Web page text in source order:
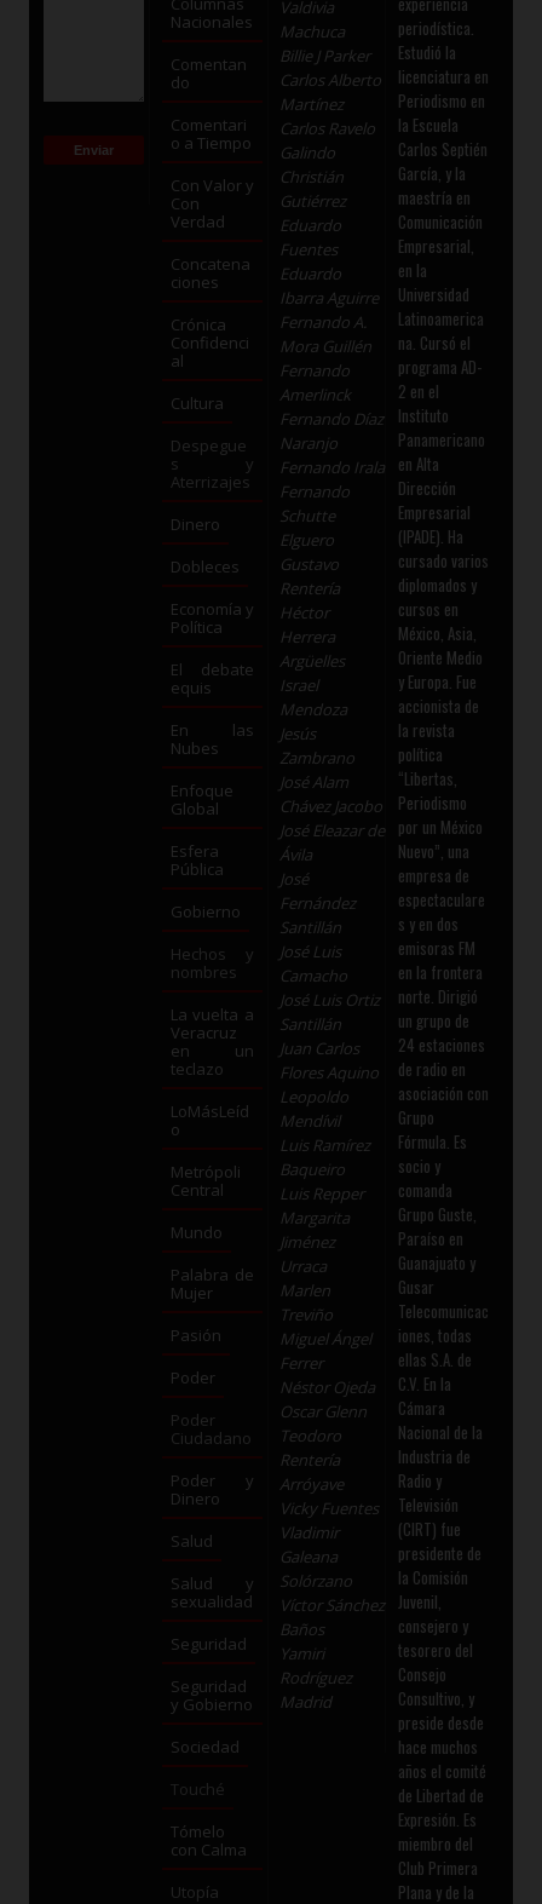
Nacionales
Comentan
do
Comentari
o a Tiempo
Con Valor y
Con
Verdad
Concatena
ciones
Crónica
Confidenci
al
Cultura
Despegue
s y
Aterrizajes
Dinero
Dobleces
Economía y
Política
El debate
equis
En las
Nubes
Enfoque
Global
Esfera
Pública
Gobierno
Hechos y
nombres
La vuelta a
Veracruz
en un
teclazo
LoMásLeíd
o
Metrópoli
Central
Mundo
Palabra de
Mujer
Pasión
Poder
Poder
Ciudadano
Poder y
Dinero
Salud
Salud y
sexualidad
Seguridad
Seguridad
y Gobierno
Sociedad
Touché
Tómelo
con Calma
Utopía
Valdivia
Machuca
Billie J Parker
Carlos Alberto
Martínez
Carlos Ravelo
Galindo
Christián
Gutiérrez
Eduardo
Fuentes
Eduardo
Ibarra Aguirre
Fernando A.
Mora Guillén
Fernando
Amerlinck
Fernando Díaz
Naranjo
Fernando Irala
Fernando
Schutte
Elguero
Gustavo
Rentería
Héctor
Herrera
Argüelles
Israel
Mendoza
Jesús
Zambrano
José Alam
Chávez Jacobo
José Eleazar de
Ávila
José
Fernández
Santillán
José Luis
Camacho
José Luis Ortiz
Santillán
Juan Carlos
Flores Aquino
Leopoldo
Mendívil
Luis Ramírez
Baqueiro
Luis Repper
Margarita
Jiménez
Urraca
Marlen
Treviño
Miguel Ángel
Ferrer
Néstor Ojeda
Oscar Glenn
Teodoro
Rentería
Arróyave
Vicky Fuentes
Vladimir
Galeana
Solórzano
Víctor Sánchez
Baños
Yamiri
Rodríguez
Madrid
periodística.
Estudió la
licenciatura en
Periodismo en
la Escuela
Carlos Septién
García, y la
maestría en
Comunicación
Empresarial,
en la
Universidad
Latinoamerica
na. Cursó el
programa AD-
2 en el
Instituto
Panamericano
en Alta
Dirección
Empresarial
(IPADE). Ha
cursado varios
diplomados y
cursos en
México, Asia,
Oriente Medio
y Europa. Fue
accionista de
la revista
política
“Libertas,
Periodismo
por un México
Nuevo”, una
empresa de
espectaculare
s y en dos
emisoras FM
en la frontera
norte. Dirigió
un grupo de
24 estaciones
de radio en
asociación con
Grupo
Fórmula. Es
socio y
comanda
Grupo Guste,
Paraíso en
Guanajuato y
Gusar
Telecomunicac
iones, todas
ellas S.A. de
C.V. En la
Cámara
Nacional de la
Industria de
Radio y
Televisión
(CIRT) fue
presidente de
la Comisión
Juvenil,
consejero y
tesorero del
Consejo
Consultivo, y
preside desde
hace muchos
años el comité
de Libertad de
Expresión. Es
miembro del
Club Primera
Plana y de la